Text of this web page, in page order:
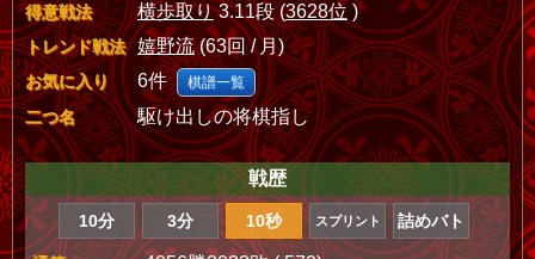
得意戦法 横歩取り3.11段 (3628位 )
トレンド戦法 嬉野流(63回 / 月)
お気に入り 6件 棋譜一覧
二つ名 駆け出しの将棋指し
戦歴
10分 3分 10秒 スプリント 詰めバト